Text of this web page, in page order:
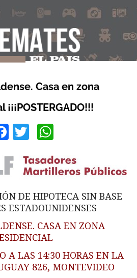
Casa en zona
Facebook
Twitter
DE HIPOTECA SIN BASE
ESTADOUNIDENSES
CASA EN ZONA
A LAS 14:30 HORAS EN LA
826, MONTEVIDEO